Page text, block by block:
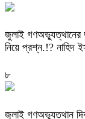
‎জুলাই গণঅভ্যুত্থানের
নিয়ে প্রশ্ন.!? নাহিদ
৮
জুলাই গণঅভ্যুত্থান